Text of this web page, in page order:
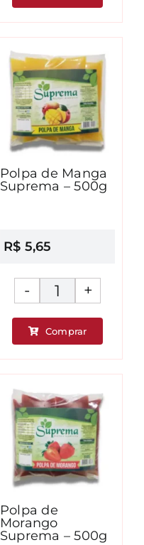
Goiaba
-
500g
Polpa de Manga
Suprema – 500g
R$ 5,65
Polpa
de
Manga
-
500g
Comprar
Polpa de
Morango
Suprema – 500g